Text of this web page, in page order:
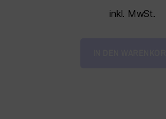
inkl. MwSt.